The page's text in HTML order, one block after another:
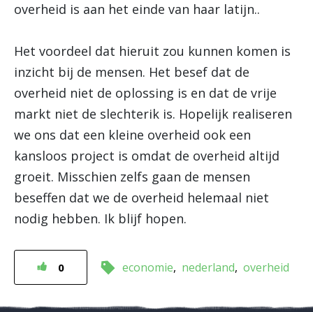
overheid is aan het einde van haar latijn..
Het voordeel dat hieruit zou kunnen komen is
inzicht bij de mensen. Het besef dat de
overheid niet de oplossing is en dat de vrije
markt niet de slechterik is. Hopelijk realiseren
we ons dat een kleine overheid ook een
kansloos project is omdat de overheid altijd
groeit. Misschien zelfs gaan de mensen
beseffen dat we de overheid helemaal niet
nodig hebben. Ik blijf hopen.
0 economie nederland overheid